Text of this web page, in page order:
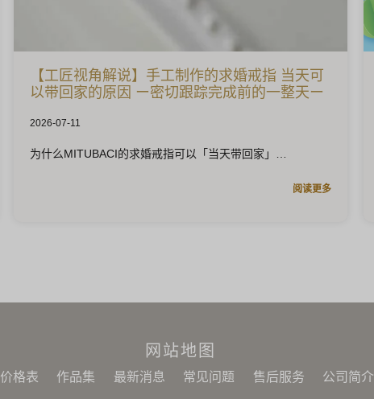
【工匠视角解说】手工制作的求婚戒指 当天可
以带回家的原因 ー密切跟踪完成前的一整天ー
2026-07-11
为什么MITUBACI的求婚戒指可以「当天带回家」
阅读更多
网站地图
价格表 作品集 最新消息 常见问题 售后服务 公司简介